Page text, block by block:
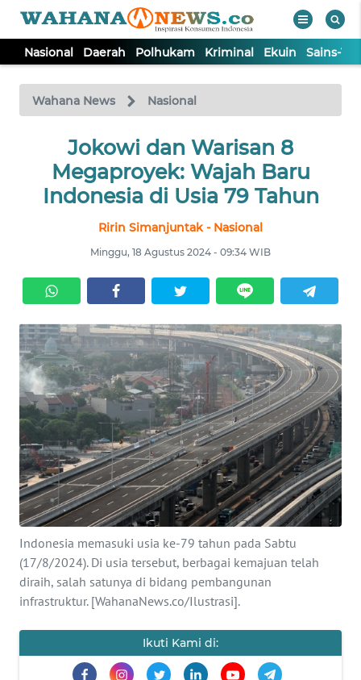
Nasional Daerah Polhukam Kriminal Ekuin Sains-
Wahana News Nasional
Jokowi dan Warisan 8
Megaproyek: Wajah Baru
Indonesia di Usia 79 Tahun
Ririn Simanjuntak - Nasional
Minggu, 18 Agustus 2024 - 09:34 WIB
Indonesia memasuki usia ke-79 tahun pada Sabtu
(17/8/2024). Di usia tersebut, berbagai kemajuan telah
diraih, salah satunya di bidang pembangunan
infrastruktur. [WahanaNews.co/Ilustrasi].
Ikuti Kami di:
TV
Tutup
NASIONAL
DAERAH
KRIMINAL
EKUIN
SAINS-TEKNO
KESEHATAN
INTERNASIONAL
SERBA-SERBI
PENDIDIKAN
OLAHRAGA